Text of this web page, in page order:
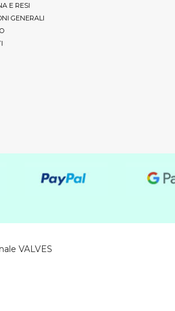
E RESI
GENERALI
VALVES